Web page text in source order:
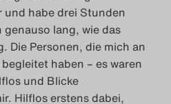
Blog
Blog
und habe drei Stunden
lang, wie das
Die Personen, die mich an
haben – es waren
und Blicke
Hilflos erstens dabei,